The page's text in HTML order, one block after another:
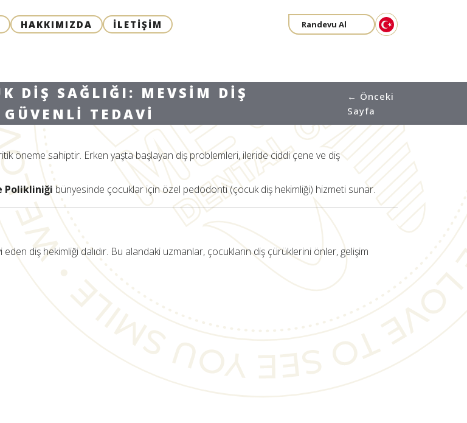
HAKKIMIZDA İLETIŞIM Randevu Al
DIŞ SAĞLIĞI: MEVSIM DIŞ
TEDAVI
← Önceki
Sayfa
öneme sahiptir. Erken yaşta başlayan diş problemleri, ileride ciddi çene ve diş
Polikliniği bünyesinde çocuklar için özel pedodonti (çocuk diş hekimliği) hizmeti sunar.
diş hekimliği dalıdır. Bu alandaki uzmanlar, çocukların diş çürüklerini önler, gelişim